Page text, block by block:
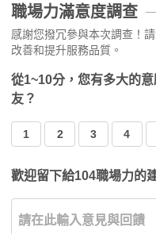
職場力滿意度調查
感謝您撥冗參與本次調查！
改善和提升服務品質。
從1~10分，您有多大的
友？
1 2 3 4
歡迎留下給104職場力的